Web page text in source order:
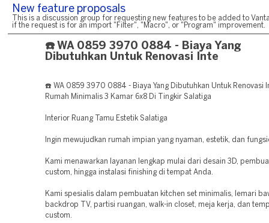
New feature proposals
This is a discussion group for requesting new features to be added to
if the request is for an import "Filter", "Macro", or "Program" improvement.
☎️ WA 0859 3970 0884 - Biaya Yang
Dibutuhkan Untuk Renovasi Inte
☎️ WA 0859 3970 0884 - Biaya Yang Dibutuhkan Untuk Renovasi
Rumah Minimalis 3 Kamar 6x8 Di Tingkir Salatiga
Interior Ruang Tamu Estetik Salatiga
Ingin mewujudkan rumah impian yang nyaman, estetik, dan
Kami menawarkan layanan lengkap mulai dari desain 3D,
custom, hingga instalasi finishing di tempat Anda.
Kami spesialis dalam pembuatan kitchen set minimalis, lemari
backdrop TV, partisi ruangan, walk-in closet, meja kerja, dan
custom.